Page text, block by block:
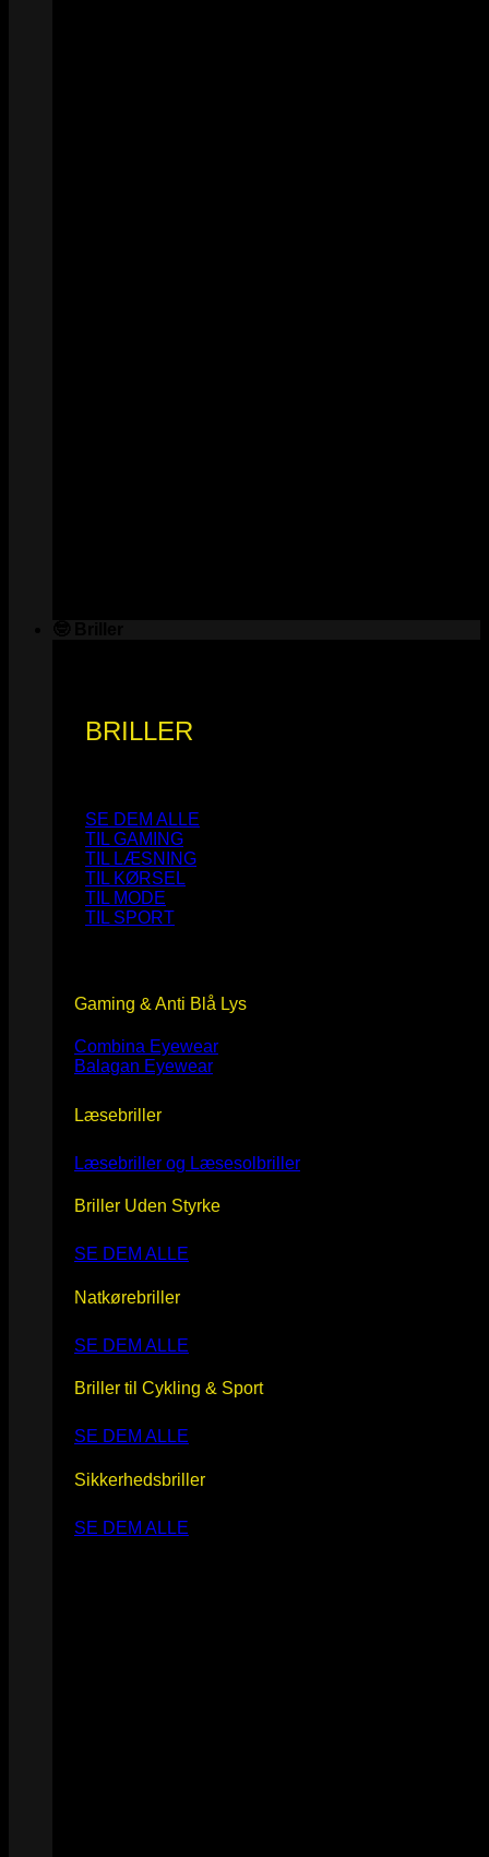
BRILLER
SE DEM ALLE
TIL GAMING
TIL LÆSNING
TIL KØRSEL
TIL MODE
TIL SPORT
Gaming & Anti Blå Lys
Combina Eyewear
Balagan Eyewear
Læsebriller
Læsebriller og Læsesolbriller
Briller Uden Styrke
SE DEM ALLE
Natkørebriller
SE DEM ALLE
Briller til Cykling & Sport
SE DEM ALLE
Sikkerhedsbriller
SE DEM ALLE